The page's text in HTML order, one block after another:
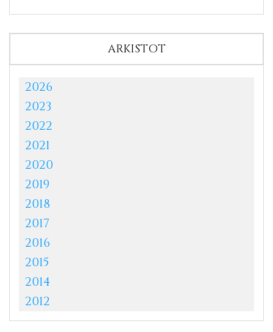
ARKISTOT
2026
2023
2022
2021
2020
2019
2018
2017
2016
2015
2014
2012